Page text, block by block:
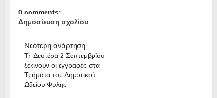
0 comments:
Δημοσίευση σχολίου
Νεότερη ανάρτηση
Τη Δευτέρα 2 Σεπτεμβρίου
ξεκινούν οι εγγραφές στα
Τμήματα του Δημοτικού
Ωδείου Φυλής